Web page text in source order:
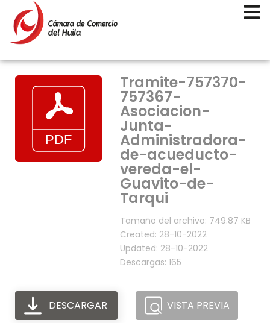
Tramite-757370-
757367-
Asociacion-
Junta-
Administradora-
de-acueducto-
vereda-el-
Guavito-de-
Tarqui
Tamaño del archivo: 749.87 KB
Created: 28-10-2022
Updated: 28-10-2022
Descargas: 165
DESCARGAR VISTA PREVIA